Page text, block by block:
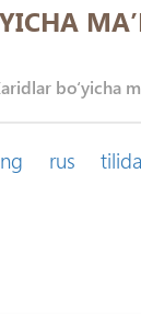
bo‘yicha
rus